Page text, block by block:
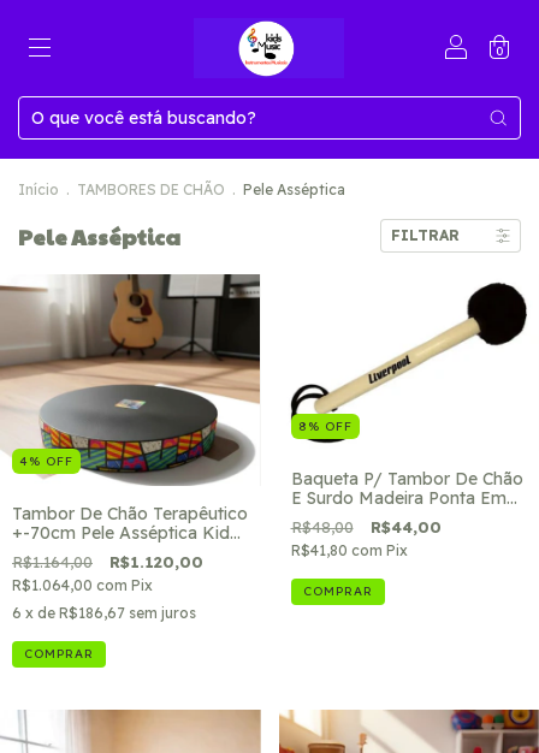
0
Início . TAMBORES DE CHÃO . Pele Asséptica
Pele Asséptica FILTRAR
4% OFF
Tambor De Chão Terapêutico
+-70cm Pele Asséptica Kids
Music
R$1.164,00 R$1.120,00
R$1.064,00 com Pix
6 x de R$186,67 sem juros
COMPRAR
8 % OFF
Baqueta P/ Tambor De Chão
E Surdo Madeira Ponta Em
Pelúcia Preto
R$48,00 R$44,00
R$41,80 com Pix